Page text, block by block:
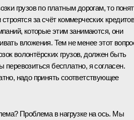
грузов по платным дорогам, то
за счёт коммерческих
которые этим занимаются, они
вложения. Тем не менее этот
волонтёрских грузов, должен быть
бесплатно, я согласен.
надо принять соответствующее
Проблема в нагрузке на ось. Мы